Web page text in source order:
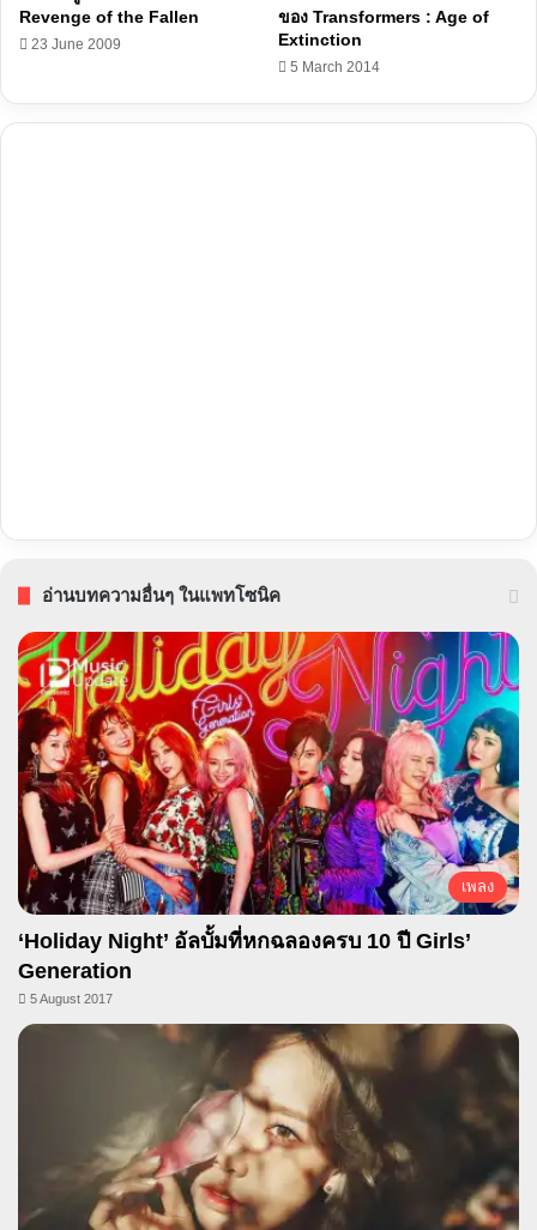
Revenge of the Fallen
23 June 2009
ของ Transformers : Age of
Extinction
5 March 2014
อ่านบทความอื่นๆ ในแพทโซนิค
เพลง
‘Holiday Night’ อัลบั้มที่หกฉลองครบ 10 ปี Girls’
Generation
5 August 2017